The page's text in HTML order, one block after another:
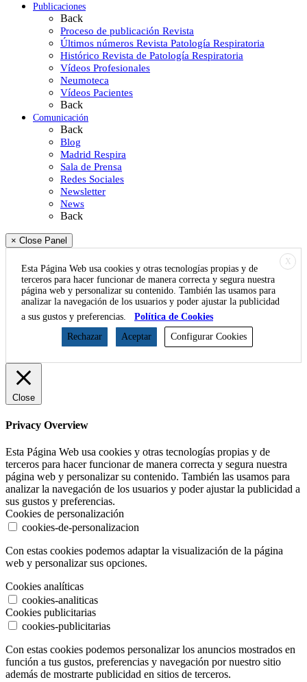
Publicaciones
Back
Proceso de publicación Revista
Últimos números Revista Patología Respiratoria
Histórico Revista de Patología Respiratoria
Vídeos Profesionales
Neumoteca
Vídeos Pacientes
Back
Comunicación
Back
Blog
Madrid Respira
Sala de Prensa
Redes Sociales
Newsletter
News
Back
× Close Panel
X
Esta Página Web usa cookies y otras tecnologías propias y de
terceros para hacer funcionar de manera correcta y segura nuestra
página web y personalizar su contenido. También las usamos para
analizar la navegación de los usuarios y poder ajustar la publicidad
a sus gustos y preferencias.
Política de Cookies
Rechazar
Aceptar Configurar Cookies
Close
Privacy Overview
Esta Página Web usa cookies y otras tecnologías propias y de
terceros para hacer funcionar de manera correcta y segura nuestra
página web y personalizar su contenido. También las usamos para
analizar la navegación de los usuarios y poder ajustar la publicidad a
sus gustos y preferencias.
Cookies de personalización
cookies-de-personalizacion
Con estas cookies podemos adaptar la visualización de la página
web y personalizar sus opciones.
Cookies analíticas
cookies-analiticas
Cookies publicitarias
cookies-publicitarias
Con estas cookies podemos personalizar los anuncios mostrados en
función a tus gustos, preferencias y navegación por nuestro sitio
además de mostrarte publicidad en sitios de terceros.